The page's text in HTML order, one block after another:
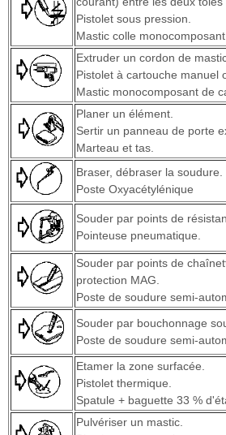
Pistolet sous pression.
Mastic colle monocomposant.
Extruder un cordon de
Pistolet à cartouche manuel
Mastic monocomposant de
Planer un élément.
Sertir un panneau de porte
Marteau et tas.
Braser, débraser la soudure.
Poste Oxyacétylénique
Souder par points de
Pointeuse pneumatique.
Souder par points de
protection MAG.
Poste de soudure semi-
Souder par bouchonnage
Poste de soudure semi-
Etamer la zone surfacée.
Pistolet thermique.
Spatule + baguette 33 %
Pulvériser un mastic.